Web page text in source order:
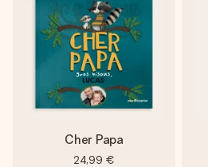
Cher Papa
24,99 €